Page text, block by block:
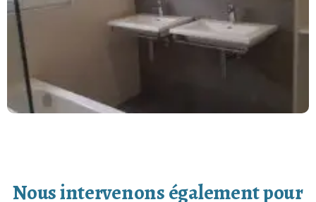
Nous intervenons également pour